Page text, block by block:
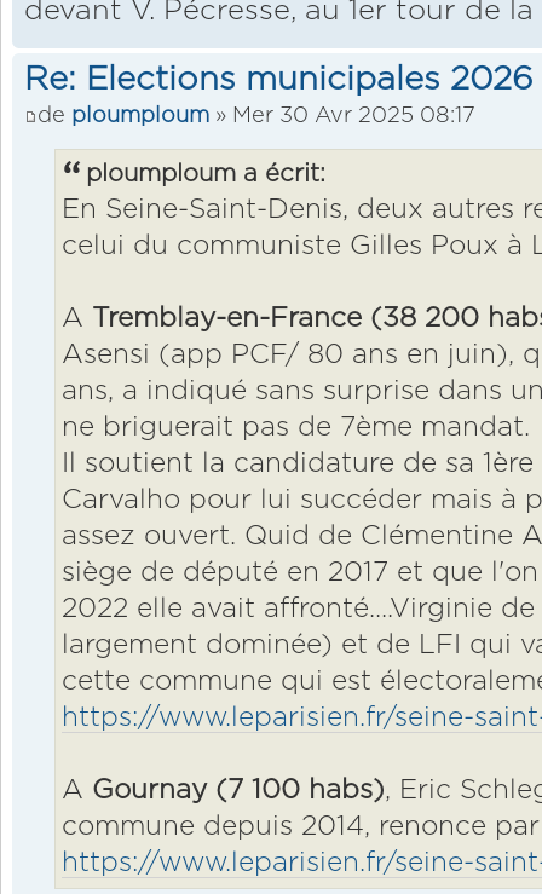
devant V. Pécresse, au 1er tour de
Re: Elections municipales 2026
de ploumploum » Mer 30 Avr 2025 08:17
ploumploum a écrit:
En Seine-Saint-Denis, deux autres
celui du communiste Gilles Poux à
A
Tremblay-en-France (38 200
Asensi (app PCF/ 80 ans en juin),
ans, a indiqué sans surprise dans
ne briguerait pas de 7ème mandat.
Il soutient la candidature de sa
Carvalho pour lui succéder mais à
assez ouvert. Quid de Clémentine
siège de député en 2017 et que
2022 elle avait affronté....Virginie
largement dominée) et de LFI qui
cette commune qui est
https://www.leparisien.fr/seine-
A Gournay (7 100 habs), Eric
commune depuis 2014, renonce
https://www.leparisien.fr/seine-